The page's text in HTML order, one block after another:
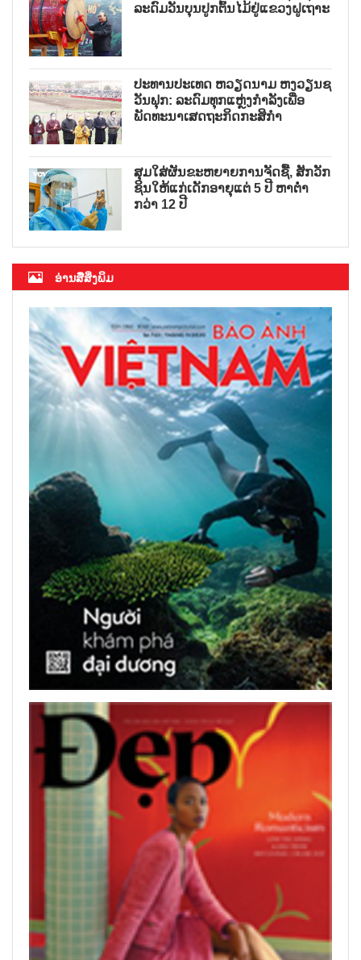
ລະດົມວັນບຸນປູກຕົ້ນໄມ້ຢູ່ແຂວງຝູເຖາະ
ປະທານປະເທດ ຫວຽດນາມ ຫງວຽນຊ
ວັນຟຸກ: ລະດົມທຸກແຫຼ່ງກຳລັງເພື່ອ
ພັດທະນາເສດຖະກິດກະສິກຳ
ສຸມໃສ່ຜັນຂະຫຍາຍການຈັດຊື້, ສັກວັກ
ຊິນໃຫ້ແກ່ເດັກອາຍຸແຕ່ 5 ປີ ຫາຕ່ຳ
ກວ່າ 12 ປີ
ອ່ານສື່ສິ່ງພິມ